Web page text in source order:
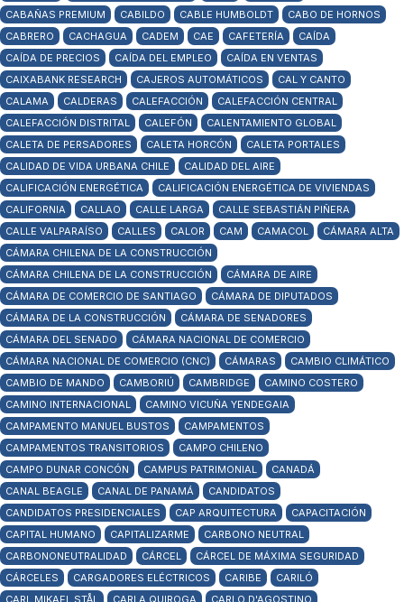
CABAÑAS PREMIUM CABILDO CABLE HUMBOLDT
CABO DE HORNOS
CABRERO
CACHAGUA CADEM CAE CAFETERÍA
CAÍDA
CAÍDA DE PRECIOS
CAÍDA DEL EMPLEO
CAÍDA EN VENTAS
CAIXABANK RESEARCH
CAJEROS AUTOMÁTICOS
CAL Y CANTO
CALAMA
CALDERAS CALEFACCIÓN
CALEFACCIÓN CENTRAL
CALEFACCIÓN DISTRITAL
CALEFÓN
CALENTAMIENTO GLOBAL
CALETA DE PERSADORES
CALETA HORCÓN
CALETA PORTALES
CALIDAD DE VIDA URBANA CHILE
CALIDAD DEL AIRE
CALIFICACIÓN ENERGÉTICA
CALIFICACIÓN ENERGÉTICA DE VIVIENDAS
CALIFORNIA
CALLAO CALLE LARGA
CALLE SEBASTIÁN PIÑERA
CALLE VALPARAÍSO
CALLES CALOR CAM CAMACOL
CÁMARA ALTA
CÁMARA CHILENA DE LA CONSTRUCCIÓN
CÁMARA CHILENA DE LA CONSTRUCCIÓN
CÁMARA DE AIRE
CÁMARA DE COMERCIO DE SANTIAGO
CÁMARA DE DIPUTADOS
CÁMARA DE LA CONSTRUCCIÓN
CÁMARA DE SENADORES
CÁMARA DEL SENADO
CÁMARA NACIONAL DE COMERCIO
CÁMARA NACIONAL DE COMERCIO (CNC)
CÁMARAS
CAMBIO CLIMÁTICO
CAMBIO DE MANDO
CAMBORIÚ CAMBRIDGE
CAMINO COSTERO
CAMINO INTERNACIONAL
CAMINO VICUÑA YENDEGAIA
CAMPAMENTO MANUEL BUSTOS
CAMPAMENTOS
CAMPAMENTOS TRANSITORIOS
CAMPO CHILENO
CAMPO DUNAR CONCÓN
CAMPUS PATRIMONIAL
CANADÁ
CANAL BEAGLE
CANAL DE PANAMÁ
CANDIDATOS
CANDIDATOS PRESIDENCIALES
CAP ARQUITECTURA
CAPACITACIÓN
CAPITAL HUMANO
CAPITALIZARME
CARBONO NEUTRAL
CARBONONEUTRALIDAD
CÁRCEL
CÁRCEL DE MÁXIMA SEGURIDAD
CÁRCELES
CARGADORES ELÉCTRICOS CARIBE
CARILÓ